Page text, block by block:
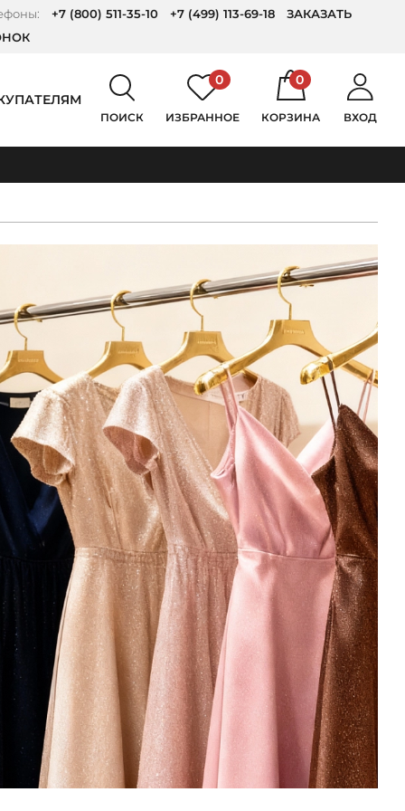
+7 (800) 511-35-10 +7 (499) 113-69-18
ЗАКАЗАТЬ
ПОИСК
0
ИЗБРАННОЕ
0
КОРЗИНА ВХОД